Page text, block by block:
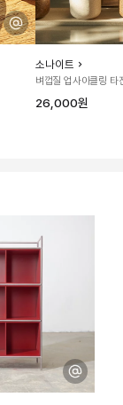
소나이트
벼껍질 업사이클링 타
26,000원